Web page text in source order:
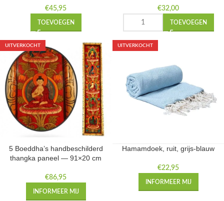
€45,95
TOEVOEGEN
€32,00
TOEVOEGEN
UITVERKOCHT
5 Boeddha’s handbeschilderd
thangka paneel — 91×20 cm
€86,95
INFORMEER MIJ
UITVERKOCHT
Hamamdoek, ruit, grijs-blauw
€22,95
INFORMEER MIJ